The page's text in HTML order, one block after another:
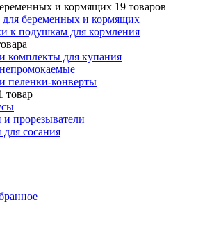
и кормящих 19 товаров
беременных и кормящих
к подушкам для кормления
комплекты для купания
пеленки-конверты
товар
прорезыватели
сосания